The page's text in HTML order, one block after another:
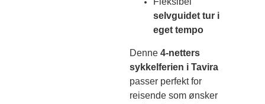
selvguidet tur i
eget tempo
Denne 4-netters
sykkelferien i Tavira
passer perfekt for
reisende som ønsker